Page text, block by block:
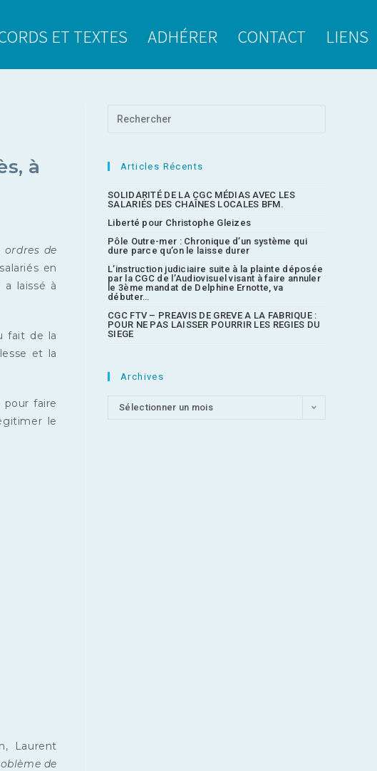
ET TEXTES ADHÉRER CONTACT LIENS
à
ordres de
en
laissé à
fait de la
et la
faire
le
Laurent
de
Articles Récents
SOLIDARITÉ DE LA CGC MÉDIAS AVEC LES
SALARIÉS DES CHAÎNES LOCALES BFM.
Liberté pour Christophe Gleizes
Pôle Outre-mer : Chronique d’un système qui
dure parce qu’on le laisse durer
L’instruction judiciaire suite à la plainte déposée
par la CGC de l’Audiovisuel visant à faire annuler
le 3ème mandat de Delphine Ernotte, va
débuter…
CGC FTV – PREAVIS DE GREVE A LA FABRIQUE :
POUR NE PAS LAISSER POURRIR LES REGIES DU
SIEGE
Archives
Sélectionner un mois